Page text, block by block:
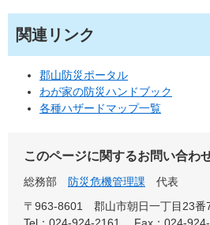
関連リンク
郡山防災ポータル
わが家の防災ハンドブック
各種ハザードマップ一覧
このページに関するお問い合わ
総務部 防災危機管理課
代表
〒963-8601
郡山市朝日一丁目23
Tel：024-924-2161
Fax：024-